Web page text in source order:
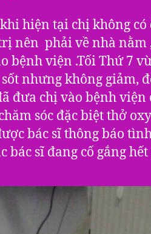
hiện tại chị không
nên phải về nhà nằm
bệnh viện .Tối Thứ 7
nhưng không giảm,
đưa chị vào bệnh viện
sóc đặc biệt thở
bác sĩ thông báo
bác sĩ đang cố gắng hết